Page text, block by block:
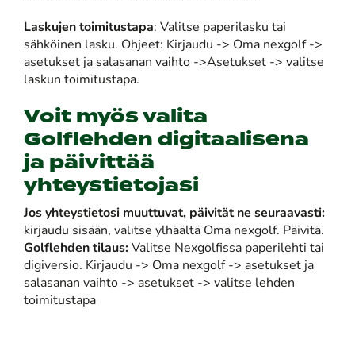
Laskujen toimitustapa: Valitse paperilasku tai
sähköinen lasku. Ohjeet: Kirjaudu -> Oma nexgolf ->
asetukset ja salasanan vaihto ->Asetukset -> valitse
laskun toimitustapa.
Voit myös valita
Golflehden digitaalisena
ja päivittää
yhteystietojasi
Jos yhteystietosi muuttuvat, päivität ne seuraavasti:
kirjaudu sisään, valitse ylhäältä Oma nexgolf. Päivitä.
Golflehden tilaus: Valitse Nexgolfissa paperilehti tai
digiversio. Kirjaudu -> Oma nexgolf -> asetukset ja
salasanan vaihto -> asetukset -> valitse lehden
toimitustapa